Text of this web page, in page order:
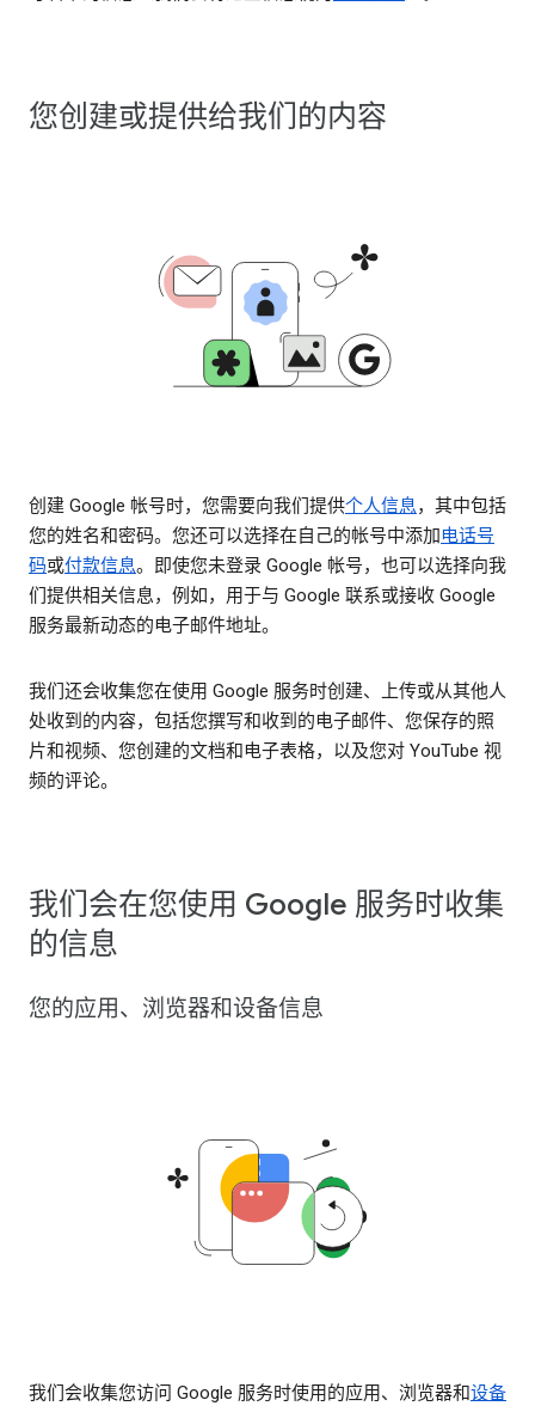
您创建或提供给我们的内容
创建 Google 帐号时，您需要向我们提供个人信息，其中包括
您的姓名和密码。您还可以选择在自己的帐号中添加电话号
码或付款信息。即使您未登录 Google 帐号，也可以选择向我
们提供相关信息，例如，用于与 Google 联系或接收 Google
服务最新动态的电子邮件地址。
我们还会收集您在使用 Google 服务时创建、上传或从其他人
处收到的内容，包括您撰写和收到的电子邮件、您保存的照
片和视频、您创建的文档和电子表格，以及您对 YouTube 视
频的评论。
我们会在您使用 Google 服务时收集
的信息
您的应用、浏览器和设备信息
我们会收集您访问 Google 服务时使用的应用、浏览器和设备